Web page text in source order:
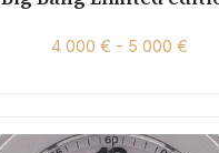
4 000 € - 5 000 €